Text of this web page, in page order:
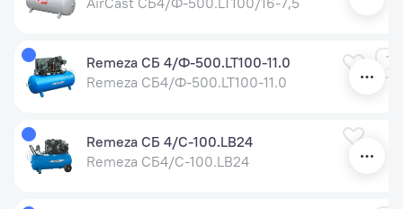
Remeza CБ 4/Ф-500.LT100-11.0
Remeza СБ4/Ф-500.LT100-11.0
Remeza СБ 4/С-100.LB24
Remeza СБ4/С-100.LB24